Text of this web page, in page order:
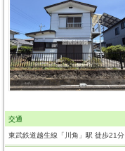
交通
東武鉄道越生線「川角」駅 徒歩21分